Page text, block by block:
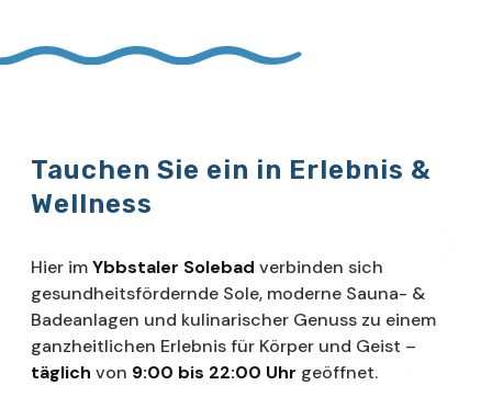
Tauchen Sie ein in Erlebnis &
Wellness
Hier imYbbstaler Solebad verbinden sich
gesundheitsfördernde Sole, moderne Sauna- &
Badeanlagen und kulinarischer Genuss zu einem
ganzheitlichen Erlebnis für Körper und Geist –
täglich von 9:00 bis 22:00 Uhr geöffnet.